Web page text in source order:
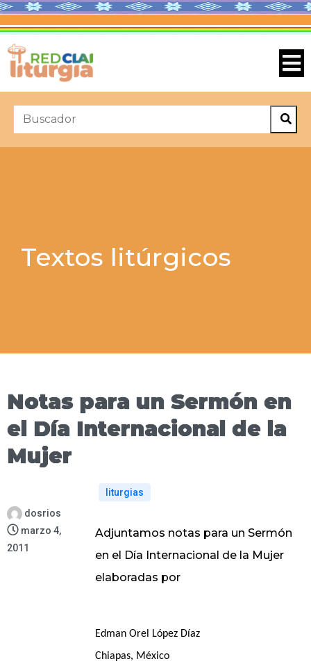
Textos litúrgicos
Notas para un Sermón en
el Día Internacional de la
Mujer
dosrios
marzo 4,
2011
liturgias
Adjuntamos notas para un Sermón
en el Día Internacional de la Mujer
elaboradas por
Edman Orel López Díaz
Chiapas, México